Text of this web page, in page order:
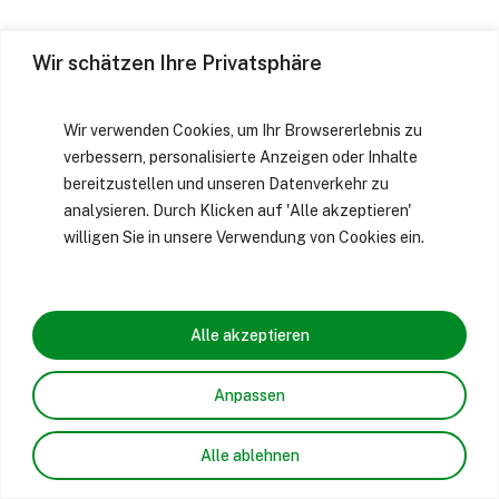
Wir schätzen Ihre Privatsphäre
Wir verwenden Cookies, um Ihr Browsererlebnis zu
verbessern, personalisierte Anzeigen oder Inhalte
bereitzustellen und unseren Datenverkehr zu
analysieren. Durch Klicken auf 'Alle akzeptieren'
willigen Sie in unsere Verwendung von Cookies ein.
Anpassen
Alle ablehnen
Alle akzeptieren